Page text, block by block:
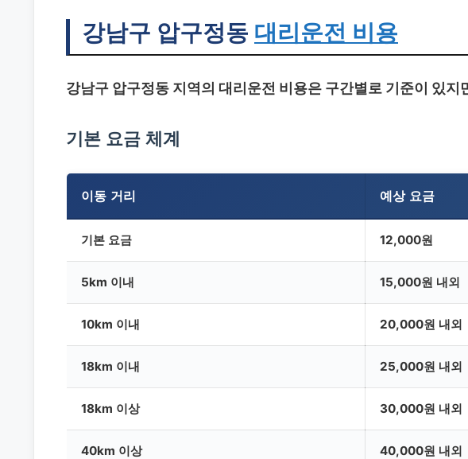
강남구 압구정동 대리운전 비용
강남구 압구정동 지역의 대리운전 비용은 구간별로 기준이 있지
기본 요금 체계
이동 거리 예상 요금
기본 요금 12,000원
5km 이내 15,000원 내외
10km 이내 20,000원 내외
18km 이내 25,000원 내외
18km 이상 30,000원 내외
40km 이상 40,000원 내외